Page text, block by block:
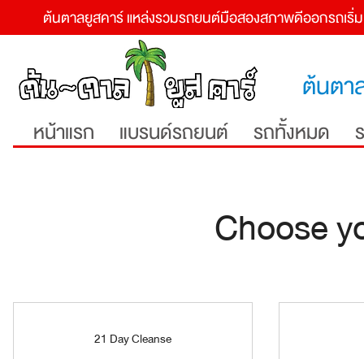
ต้นตาลยูสคาร์ แหล่งรวมรถยนต์มือสองสภาพดีออกรถเริ่
ต้นตา
หน้าแรก แบรนด์รถยนต์ รถทั้งหมด
Choose
21 Day Cleanse